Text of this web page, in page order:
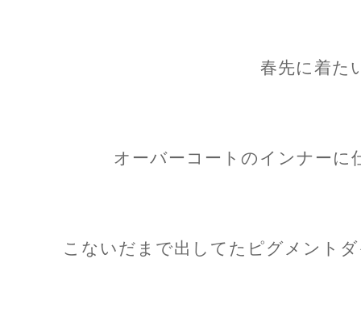
春先に着た
オーバーコートのインナーに
こないだまで出してたピグメント